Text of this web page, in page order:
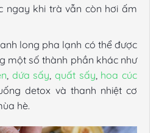
ngay khi trà vẫn còn hơi ấm
long pha lạnh có thể được
một số thành phần khác như
, dứa sấy, quất sấy, hoa cúc
detox và thanh nhiệt cơ
hè.